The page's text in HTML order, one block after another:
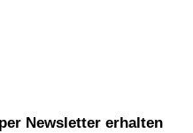
Newsletter erhalten